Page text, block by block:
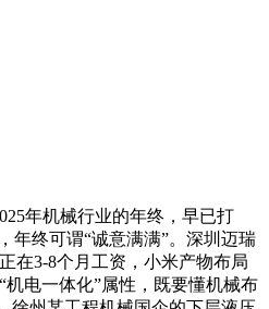
年机械行业的年终，早已打
年终可谓“诚意满满”。深圳迈瑞
在3-8个月工资，小米产物布局
电一体化”属性，既要懂机械布